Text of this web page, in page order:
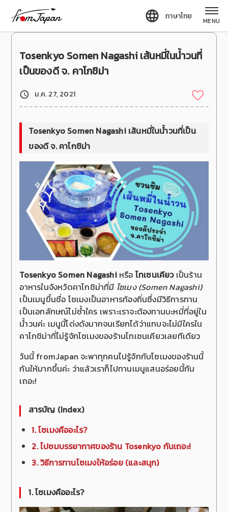
ภาษาไทย MENU
Tosenkyo Somen Nagashi เส้นหมี่ในน้ำวนที่
เป็นของดี จ. คาโกชิม่า
ม.ค. 27, 2021
Tosenkyo Somen Nagashi เส้นหมี่ในน้ำวนที่เป็น
ของดี จ. คาโกชิม่า
Tosenkyo Somen Nagashiหรือ โทเซนเคียวเป็นร้าน
อาหารในจังหวัดคาโกชิม่าที่มี โซเมง (Somen Nagashi)
เป็นเมนูขึ้นชื่อ โซเมงเป็นอาหารท้องถิ่นซึ่งมีวิธีการทาน
เป็นเอกลักษณ์ไม่ซ้ำใคร เพราะเราจะต้องทานบะหมี่ที่อยู่ใน
น้ำวนค่ะ เมนูนี้โด่งดังมากจนเรียกได้ว่าแทบจะไม่มีใครใน
คาโกชิม่าที่ไม่รู้จักโซเมงของร้านโทเซนเคียวเลยทีเดียว
วันนี้ fromJapan จะพาทุกคนไปรู้จักกับโซเมงของร้านนี้
กันให้มากขึ้นค่ะ ว่าแล้วเราก็ไปทานเมนูแสนอร่อยนี้กัน
เถอะ!
สารบัญ (Index)
1. โซเมงคืออะไร?
2. ไปชมบรรยากาศของร้าน Tosenkyo กันเถอะ!
3. วิธีการทานโซเมงให้อร่อย (และสนุก)
1. โซเมงคืออะไร?